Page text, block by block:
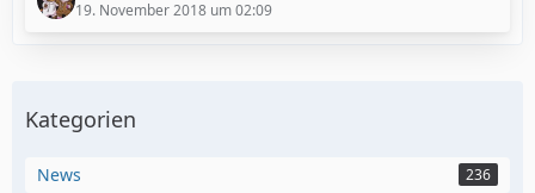
19. November 2018 um 02:09
Kategorien
News 236